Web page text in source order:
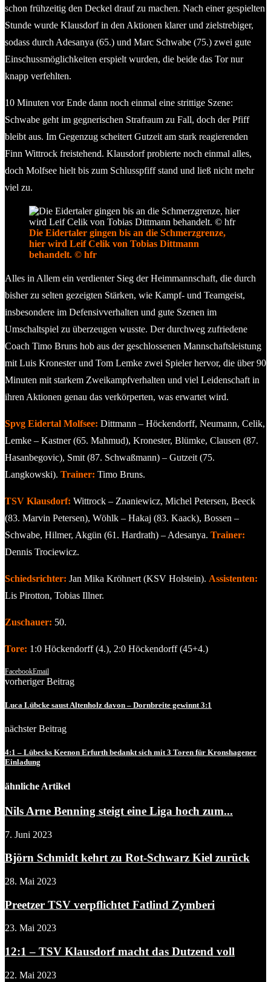
schon frühzeitig den Deckel drauf zu machen. Nach einer gespielten
Stunde wurde Klausdorf in den Aktionen klarer und zielstrebiger,
sodass durch Adesanya (65.) und Marc Schwabe (75.) zwei gute
Einschussmöglichkeiten erspielt wurden, die beide das Tor nur
knapp verfehlten.
10 Minuten vor Ende dann noch einmal eine strittige Szene:
Schwabe geht im gegnerischen Strafraum zu Fall, doch der Pfiff
bleibt aus. Im Gegenzug scheitert Gutzeit am stark reagierenden
Finn Wittrock freistehend. Klausdorf probierte noch einmal alles,
doch Molfsee hielt bis zum Schlusspfiff stand und ließ nicht mehr
viel zu.
Die Eidertaler gingen bis an die Schmerzgrenze,
hier wird Leif Celik von Tobias Dittmann
behandelt. © hfr
Alles in Allem ein verdienter Sieg der Heimmannschaft, die durch
bisher zu selten gezeigten Stärken, wie Kampf- und Teamgeist,
insbesondere im Defensivverhalten und gute Szenen im
Umschaltspiel zu überzeugen wusste. Der durchweg zufriedene
Coach Timo Bruns hob aus der geschlossenen Mannschaftsleistung
mit Luis Kronester und Tom Lemke zwei Spieler hervor, die über 90
Minuten mit starkem Zweikampfverhalten und viel Leidenschaft in
ihren Aktionen genau das verkörperten, was erwartet wird.
Spvg Eidertal Molfsee: Dittmann – Höckendorff, Neumann, Celik,
Lemke – Kastner (65. Mahmud), Kronester, Blümke, Clausen (87.
Hasanbegovic), Smit (87. Schwaßmann) – Gutzeit (75.
Langkowski). Trainer: Timo Bruns.
TSV Klausdorf: Wittrock – Znaniewicz, Michel Petersen, Beeck
(83. Marvin Petersen), Wöhlk – Hakaj (83. Kaack), Bossen –
Schwabe, Hilmer, Akgün (61. Hardrath) – Adesanya. Trainer:
Dennis Trociewicz.
Schiedsrichter: Jan Mika Kröhnert (KSV Holstein). Assistenten:
Lis Pirotton, Tobias Illner.
Zuschauer: 50.
Tore: 1:0 Höckendorff (4.), 2:0 Höckendorff (45+4.)
FacebookEmail
vorheriger Beitrag
Luca Lübcke saust Altenholz davon – Dornbreite gewinnt 3:1
nächster Beitrag
4:1 – Lübecks Keenon Erfurth bedankt sich mit 3 Toren für Kronshagener
Einladung
ähnliche Artikel
Nils Arne Benning steigt eine Liga hoch zum...
7. Juni 2023
Björn Schmidt kehrt zu Rot-Schwarz Kiel zurück
28. Mai 2023
Preetzer TSV verpflichtet Fatlind Zymberi
23. Mai 2023
12:1 – TSV Klausdorf macht das Dutzend voll
22. Mai 2023